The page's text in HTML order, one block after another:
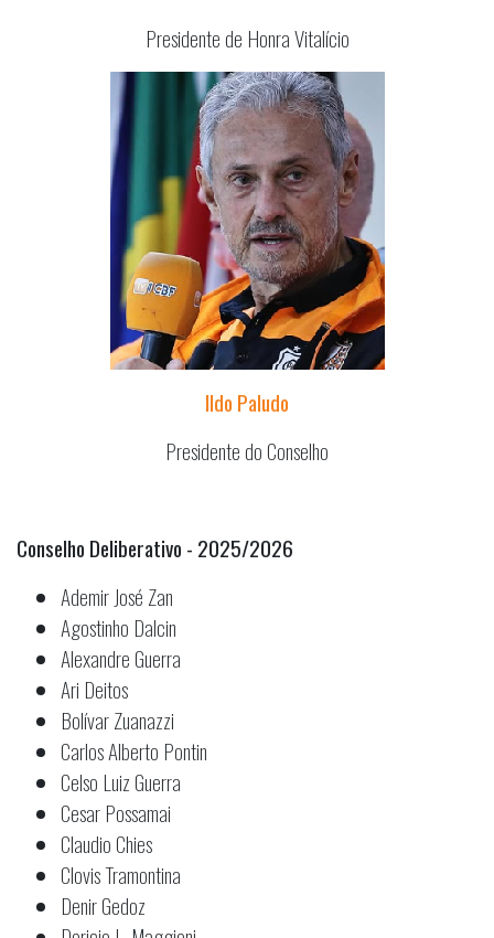
Presidente de Honra Vitalício
Ildo Paludo
Presidente do Conselho
Conselho Deliberativo - 2025/2026
Ademir José Zan
Agostinho Dalcin
Alexandre Guerra
Ari Deitos
Bolívar Zuanazzi
Carlos Alberto Pontin
Celso Luiz Guerra
Cesar Possamai
Claudio Chies
Clovis Tramontina
Denir Gedoz